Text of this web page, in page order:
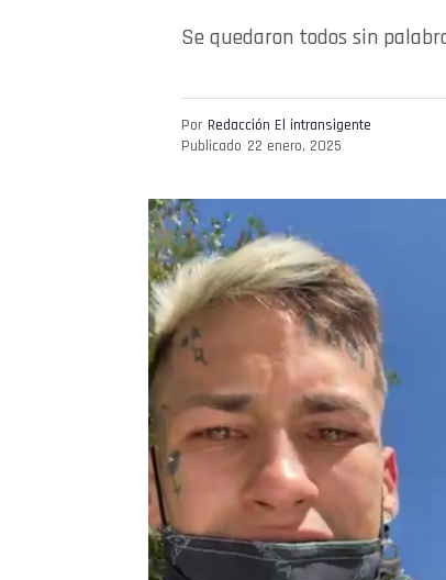
Se quedaron todos sin
Por Redacción El intransigente
Publicado 22 enero, 2025